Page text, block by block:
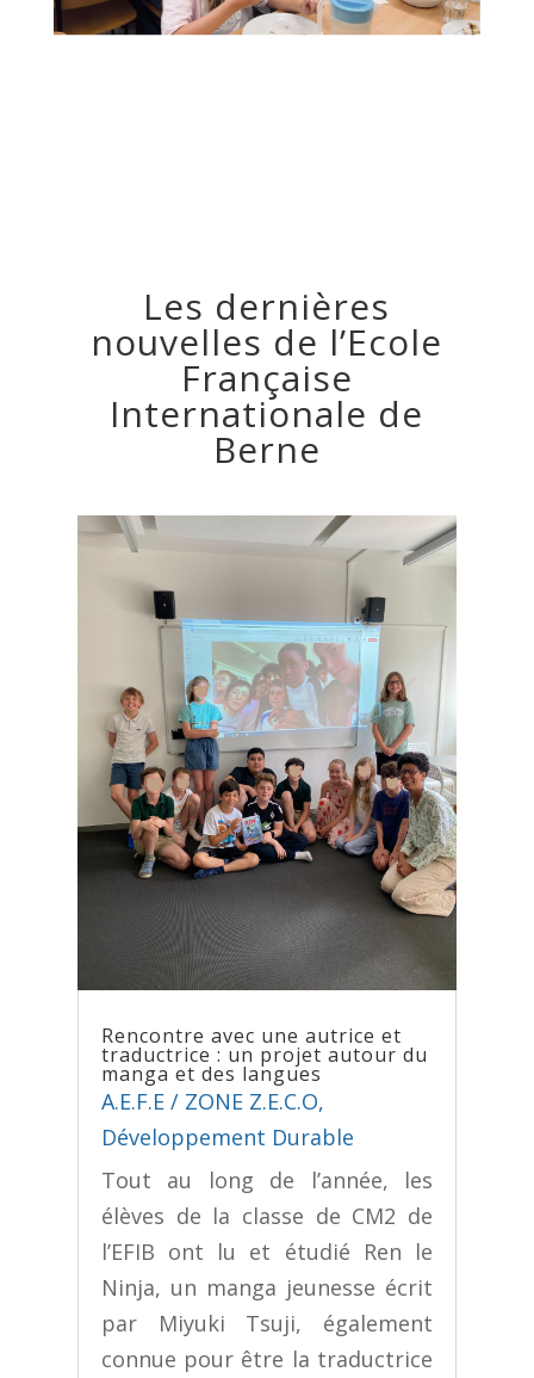
Les dernières
nouvelles de l’Ecole
Française
Internationale de
Berne
Rencontre avec une autrice et
traductrice : un projet autour du
manga et des langues
A.E.F.E / ZONE Z.E.C.O,
Développement Durable
Tout au long de l’année, les
élèves de la classe de CM2 de
l’EFIB ont lu et étudié Ren le
Ninja, un manga jeunesse écrit
par Miyuki Tsuji, également
connue pour être la traductrice